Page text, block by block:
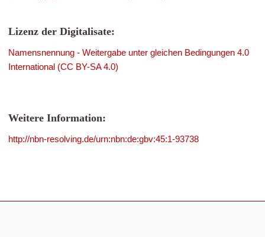
Lizenz der Digitalisate:
Namensnennung - Weitergabe unter gleichen Bedingungen 4.0
International (CC BY-SA 4.0)
Weitere Information:
http://nbn-resolving.de/urn:nbn:de:gbv:45:1-93738